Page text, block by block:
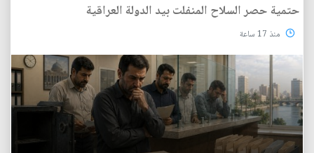
حتمية حصر السلاح المنفلت بيد الدولة العراقية
منذ 17 ساعة